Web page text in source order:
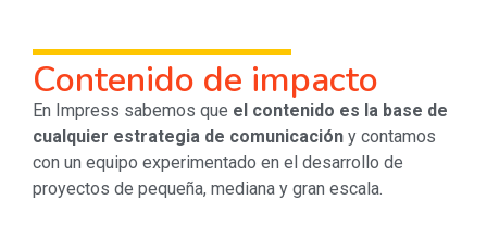
Contenido de impacto
En Impress sabemos que el contenido es la base de
cualquier estrategia de comunicación y contamos
con un equipo experimentado en el desarrollo de
proyectos de pequeña, mediana y gran escala.